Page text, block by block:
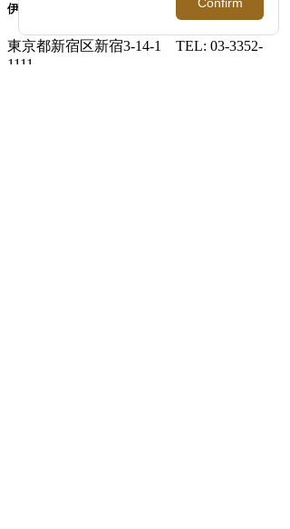
伊勢丹新宿店メンズ館
東京都新宿区新宿3-14-1 TEL: 03-3352-
1111